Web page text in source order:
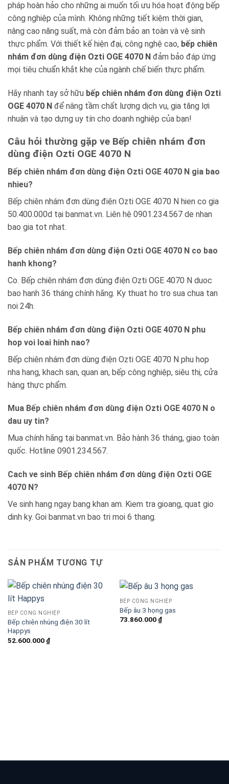
pháp hoàn hảo cho những ai muốn tối ưu hóa hoạt động bếp
công nghiệp của mình. Không những tiết kiệm thời gian,
nâng cao năng suất, mà còn đảm bảo an toàn và vệ sinh
thực phẩm. Với thiết kế hiện đại, công nghệ cao, bếp chiên
nhám đơn dùng điện Ozti OGE 4070 N đảm bảo đáp ứng
mọi tiêu chuẩn khắt khe của ngành chế biến thực phẩm.
Hãy nhanh tay sở hữu bếp chiên nhám đơn dùng điện Ozti
OGE 4070 N để nâng tầm chất lượng dịch vụ, gia tăng lợi
nhuận và tạo dựng uy tín cho doanh nghiệp của bạn!
Câu hỏi thường gặp ve Bếp chiên nhám đơn
dùng điện Ozti OGE 4070 N
Bếp chiên nhám đơn dùng điện Ozti OGE 4070 N gia bao
nhieu?
Bếp chiên nhám đơn dùng điện Ozti OGE 4070 N hien co gia
50.400.000d tại banmat.vn. Liên hệ 0901.234.567 de nhan
bao gia tot nhat.
Bếp chiên nhám đơn dùng điện Ozti OGE 4070 N co bao
hanh khong?
Co. Bếp chiên nhám đơn dùng điện Ozti OGE 4070 N duoc
bao hanh 36 tháng chính hãng. Ky thuat ho tro sua chua tan
noi 24h.
Bếp chiên nhám đơn dùng điện Ozti OGE 4070 N phu
hop voi loai hinh nao?
Bếp chiên nhám đơn dùng điện Ozti OGE 4070 N phu hop
nha hang, khach san, quan an, bếp công nghiệp, siêu thị, cửa
hàng thực phẩm.
Mua Bếp chiên nhám đơn dùng điện Ozti OGE 4070 N o
dau uy tin?
Mua chính hãng tại banmat.vn. Bảo hành 36 tháng, giao toàn
quốc. Hotline 0901.234.567.
Cach ve sinh Bếp chiên nhám đơn dùng điện Ozti OGE
4070 N?
Ve sinh hang ngay bang khan am. Kiem tra gioang, quat gio
dinh ky. Goi banmat.vn bao tri moi 6 thang.
SẢN PHẨM TƯƠNG TỰ
BẾP CÔNG NGHIỆP
Bếp chiên nhúng điện 30 lít
Happys
52.600.000 ₫
BẾP CÔNG NGHIỆP
Bếp âu 3 họng gas
73.860.000 ₫